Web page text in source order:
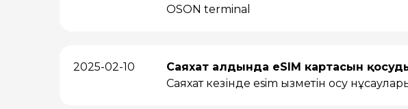
OSON terminal
2025-02-10
Саяхат алдында eSIM картасын
Саяхат кезінде esim қызметін қосу